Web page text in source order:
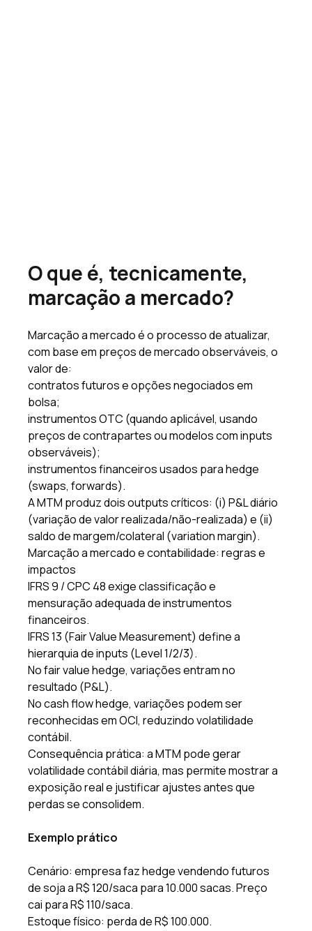
O que é, tecnicamente,
marcação a mercado?
Marcação a mercado é o processo de atualizar,
com base em preços de mercado observáveis, o
valor de:
contratos futuros e opções negociados em
bolsa;
instrumentos OTC (quando aplicável, usando
preços de contrapartes ou modelos com inputs
observáveis);
instrumentos financeiros usados para hedge
(swaps, forwards).
A MTM produz dois outputs críticos: (i) P&L diário
(variação de valor realizada/não-realizada) e (ii)
saldo de margem/colateral (variation margin).
Marcação a mercado e contabilidade: regras e
impactos
IFRS 9 / CPC 48 exige classificação e
mensuração adequada de instrumentos
financeiros.
IFRS 13 (Fair Value Measurement) define a
hierarquia de inputs (Level 1/2/3).
No fair value hedge, variações entram no
resultado (P&L).
No cash flow hedge, variações podem ser
reconhecidas em OCI, reduzindo volatilidade
contábil.
Consequência prática: a MTM pode gerar
volatilidade contábil diária, mas permite mostrar a
exposição real e justificar ajustes antes que
perdas se consolidem.
Exemplo prático
Cenário: empresa faz hedge vendendo futuros
de soja a R$ 120/saca para 10.000 sacas. Preço
cai para R$ 110/saca.
Estoque físico: perda de R$ 100.000.